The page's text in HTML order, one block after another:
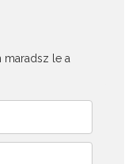
maradsz le a